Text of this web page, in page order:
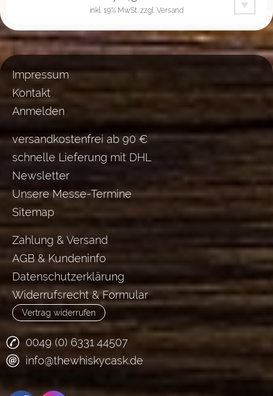
inkl. 19% MwSt. zzgl. Versand
Impressum
Kontakt
Anmelden
versandkostenfrei ab 90 €
schnelle Lieferung mit DHL
Newsletter
Unsere Messe-Termine
Sitemap
Zahlung & Versand
AGB & Kundeninfo
Datenschutzerklärung
Widerrufsrecht & Formular
Vertrag widerrufen
0049 (0) 6331 44507
info@thewhiskycask.de